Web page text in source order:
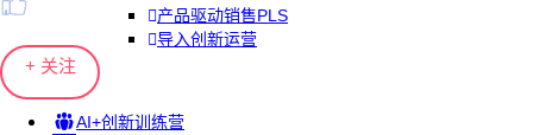
产品驱动销售PLS
导入创新运营
AI+创新训练营
+ 关注